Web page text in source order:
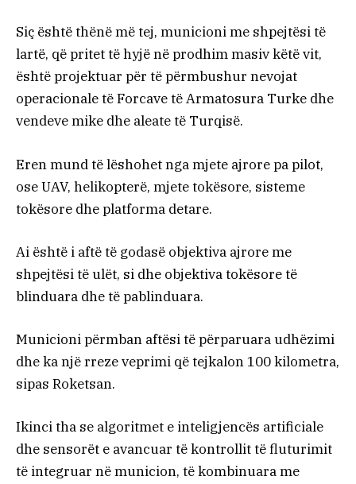
Siç është thënë më tej, municioni me shpejtësi të
lartë, që pritet të hyjë në prodhim masiv këtë vit,
është projektuar për të përmbushur nevojat
operacionale të Forcave të Armatosura Turke dhe
vendeve mike dhe aleate të Turqisë.
Eren mund të lëshohet nga mjete ajrore pa pilot,
ose UAV, helikopterë, mjete tokësore, sisteme
tokësore dhe platforma detare.
Ai është i aftë të godasë objektiva ajrore me
shpejtësi të ulët, si dhe objektiva tokësore të
blinduara dhe të pablinduara.
Municioni përmban aftësi të përparuara udhëzimi
dhe ka një rreze veprimi që tejkalon 100 kilometra,
sipas Roketsan.
Ikinci tha se algoritmet e inteligjencës artificiale
dhe sensorët e avancuar të kontrollit të fluturimit
të integruar në municion, të kombinuara me